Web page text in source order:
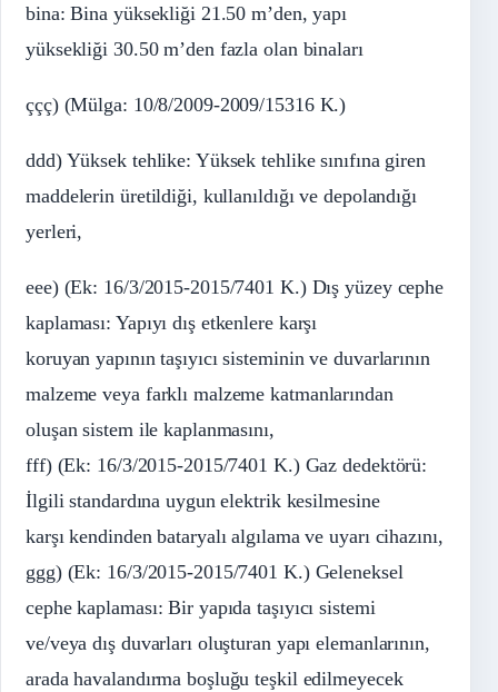
bina: Bina yüksekliği 21.50 m’den, yapı
yüksekliği 30.50 m’den fazla olan binaları
ççç) (Mülga: 10/8/2009-2009/15316 K.)
ddd) Yüksek tehlike: Yüksek tehlike sınıfına giren
maddelerin üretildiği, kullanıldığı ve depolandığı
yerleri,
eee) (Ek: 16/3/2015-2015/7401 K.) Dış yüzey cephe
kaplaması: Yapıyı dış etkenlere karşı
koruyan yapının taşıyıcı sisteminin ve duvarlarının
malzeme veya farklı malzeme katmanlarından
oluşan sistem ile kaplanmasını,
fff) (Ek: 16/3/2015-2015/7401 K.) Gaz dedektörü:
İlgili standardına uygun elektrik kesilmesine
karşı kendinden bataryalı algılama ve uyarı cihazını,
ggg) (Ek: 16/3/2015-2015/7401 K.) Geleneksel
cephe kaplaması: Bir yapıda taşıyıcı sistemi
ve/veya dış duvarları oluşturan yapı elemanlarının,
arada havalandırma boşluğu teşkil edilmeyecek